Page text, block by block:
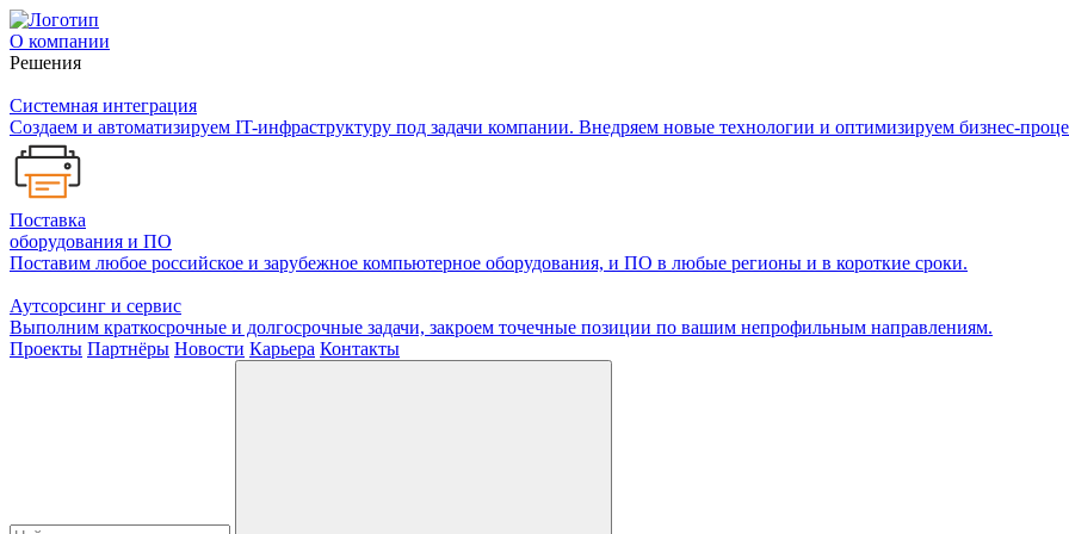
О компании
Решения
Системная интеграция
Создаем и автоматизируем IT-инфраструктуру под задачи компании. Внедряем новые технологии и оптимизируем бизнес-
Поставка
оборудования и ПО
Поставим любое российское и зарубежное компьютерное оборудования, и ПО в любые регионы и в короткие сроки.
Аутсорсинг и сервис
Выполним краткосрочные и долгосрочные задачи, закроем точечные позиции по вашим непрофильным направлениям.
Проекты Партнёры Новости Карьера Контакты